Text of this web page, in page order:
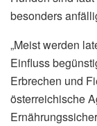
besonders
„Meist werden
Einfluss
Erbrechen und
österreichische